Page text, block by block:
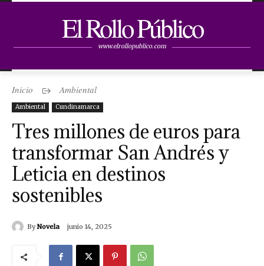
El Rollo Público
www.elrollopublico.com
Inicio Ambiental
Ambiental Cundinamarca
Tres millones de euros para
transformar San Andrés y
Leticia en destinos
sostenibles
By Novela junio 14, 2025